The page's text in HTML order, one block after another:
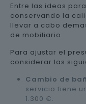
Entre las ideas
conservando la
llevar a cabo
de mobiliario.
Para ajustar el
considerar las
Cambio de
servicio tiene
1.300 €.